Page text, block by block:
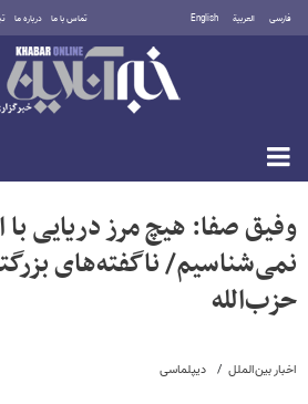
فارسی العربية English تماس با ما درباره ما
یکشنبه ۱۸ مرداد ۱۴۰۵
اخبار بین‌الملل دیپلماسی
وفیق صفا: هیچ مرز دریایی
نمی‌شناسیم/ ناگفته‌های
حزب‌الله